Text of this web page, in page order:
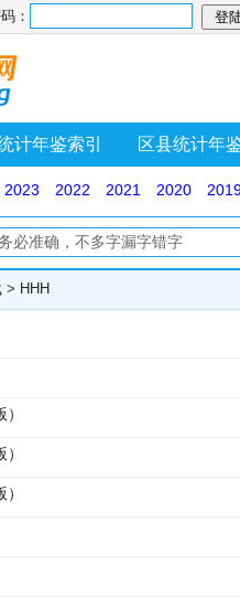
：
计年鉴索引 区县统计年
2023 2022 2021 2020
> HHH